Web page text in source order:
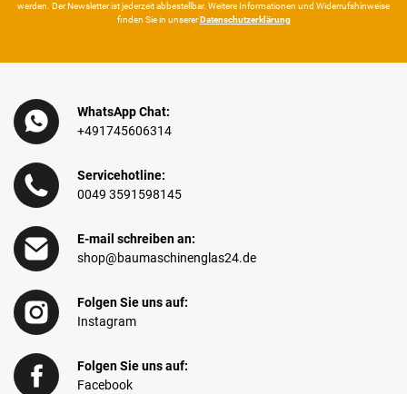
werden. Der News­letter ist jeder­zeit ab­bestel­lbar. Weitere Infor­mationen und Wider­rufshin­weise
finden Sie in unsererDaten­schutz­erklärung
WhatsApp Chat:
+491745606314
Servicehotline:
0049 3591598145
E-mail schreiben an:
shop@baumaschinenglas24.de
Folgen Sie uns auf:
Instagram
Folgen Sie uns auf:
Facebook